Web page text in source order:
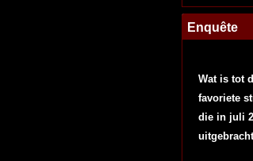
Enquête
Wat is tot
favoriete
die in juli